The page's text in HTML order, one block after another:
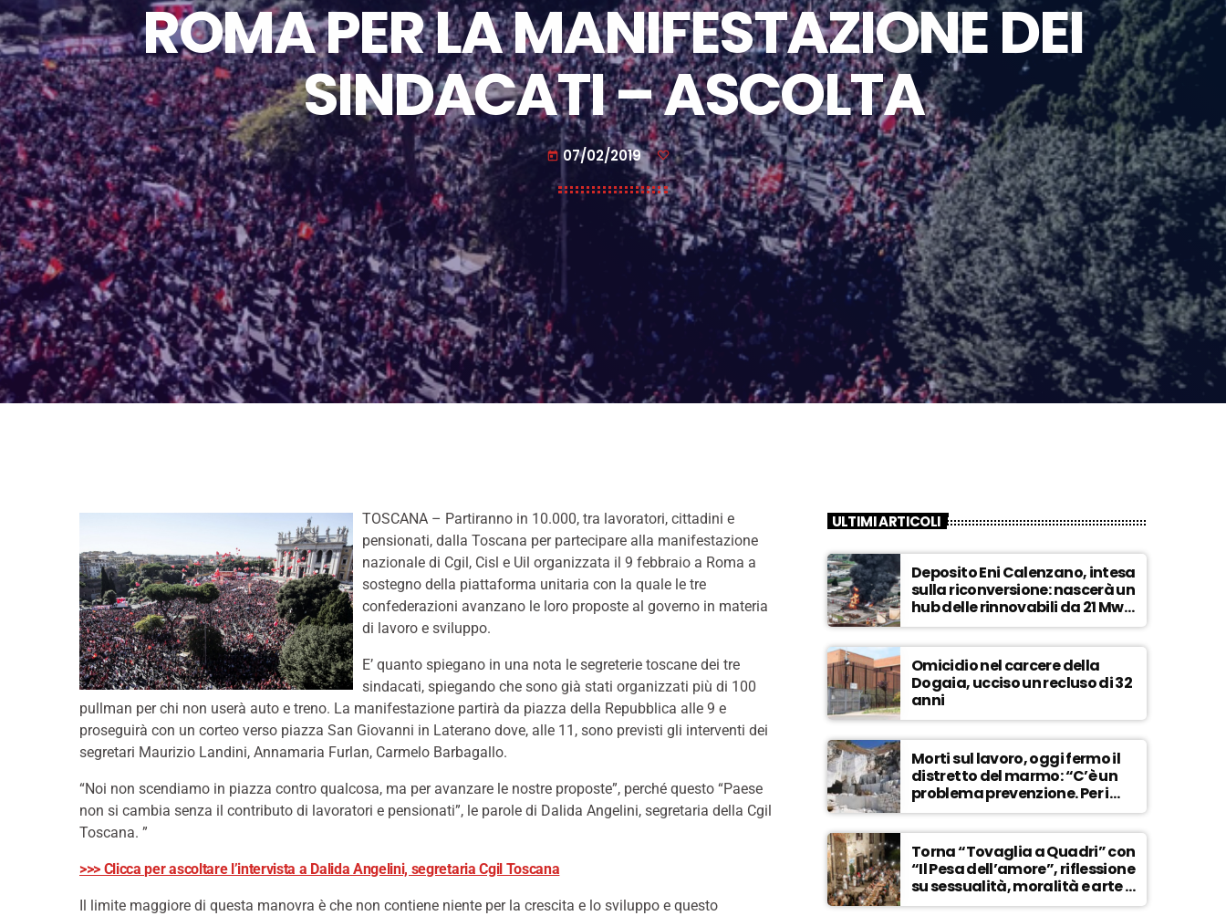
ROMA PER LA MANIFESTAZIONE DEI
SINDACATI – ASCOLTA
today 07/02/2019
TOSCANA – Partiranno in 10.000, tra lavoratori, cittadini e
pensionati, dalla Toscana per partecipare alla manifestazione
nazionale di Cgil, Cisl e Uil organizzata il 9 febbraio a Roma a
sostegno della piattaforma unitaria con la quale le tre
confederazioni avanzano le loro proposte al governo in materia
di lavoro e sviluppo.
E’ quanto spiegano in una nota le segreterie toscane dei tre
sindacati, spiegando che sono già stati organizzati più di 100
pullman per chi non userà auto e treno. La manifestazione partirà da piazza della Repubblica alle 9 e
proseguirà con un corteo verso piazza San Giovanni in Laterano dove, alle 11, sono previsti gli interventi dei
segretari Maurizio Landini, Annamaria Furlan, Carmelo Barbagallo.
“Noi non scendiamo in piazza contro qualcosa, ma per avanzare le nostre proposte”, perché questo “Paese
non si cambia senza il contributo di lavoratori e pensionati”, le parole di Dalida Angelini, segretaria della Cgil
Toscana. ”
>>> Clicca per ascoltare l’intervista a Dalida Angelini, segretaria Cgil Toscana
Il limite maggiore di questa manovra è che non contiene niente per la crescita e lo sviluppo e questo
ULTIMI ARTICOLI
Deposito Eni Calenzano, intesa
sulla riconversione: nascerà un
hub delle rinnovabili da 21 Mw –
ASCOLTA
Omicidio nel carcere della
Dogaia, ucciso un recluso di 32
anni
Morti sul lavoro, oggi fermo il
distretto del marmo: “C’è un
problema prevenzione. Per i
controlli, un solo ispettore” –
ASCOLTA
Torna “Tovaglia a Quadri” con
“Il Pesa dell’amore”, riflessione
su sessualità, moralità e arte –
ASCOLTA